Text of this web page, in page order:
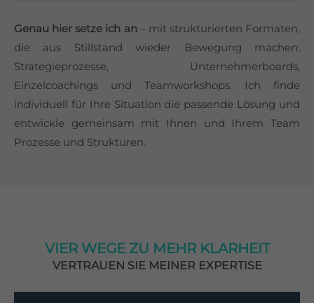
Genau hier setze ich an– mit strukturierten Formaten,
die aus Stillstand wieder Bewegung machen:
Strategieprozesse, Unternehmerboards,
Einzelcoachings und Teamworkshops. Ich finde
individuell für Ihre Situation die passende Lösung und
entwickle gemeinsam mit Ihnen und Ihrem Team
Prozesse und Strukturen.
VIER WEGE ZU MEHR KLARHEIT
VERTRAUEN SIE MEINER EXPERTISE